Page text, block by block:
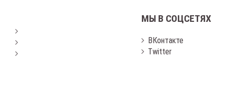
МЫ В СОЦСЕТЯХ
ВКонтакте
Twitter